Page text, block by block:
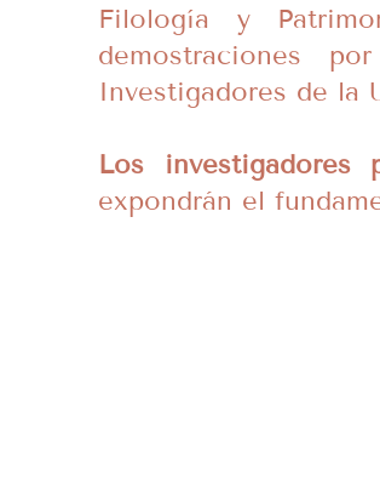
Filología y
demostraciones
Investigadores de la
Los investigadores
expondrán el